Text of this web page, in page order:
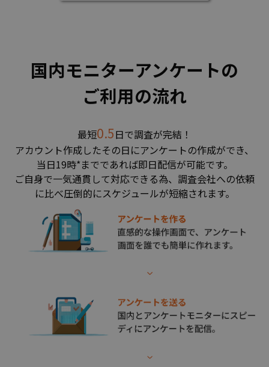
国内モニターアンケートの
ご利用の流れ
最短0.5日で調査が完結！
アカウント作成したその⽇にアンケートの作成ができ、
当⽇19時*までであれば即⽇配信が可能です。
ご⾃⾝で⼀気通貫して対応できる為、調査会社への依頼
に⽐べ圧倒的にスケジュールが短縮されます。